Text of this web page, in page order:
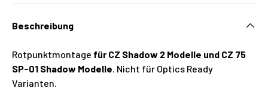
Beschreibung
Rotpunktmontage für CZ Shadow 2 Modelle und CZ 75
SP-01 Shadow Modelle . Nicht für Optics Ready
Varianten.